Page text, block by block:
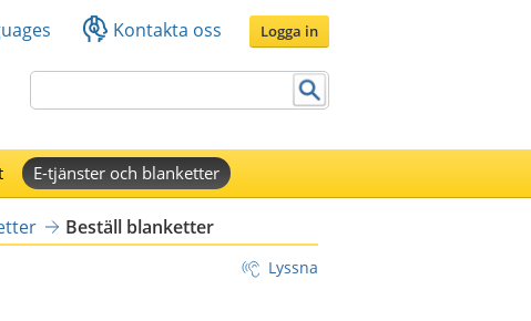
Kontakta oss Logga in
E-tjänster och blanketter
Beställ blanketter
Lyssna